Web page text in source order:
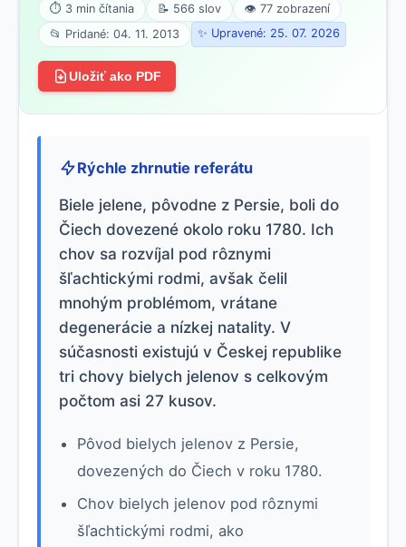
⏱ 3 min čítania 📝 566 slov
👁 77 zobrazení
📂 Pridané: 04. 11. 2013
✨ Upravené: 25. 07. 2026
Uložiť ako PDF
Rýchle zhrnutie referátu
Biele jelene, pôvodne z Persie, boli do
Čiech dovezené okolo roku 1780. Ich
chov sa rozvíjal pod rôznymi
šľachtickými rodmi, avšak čelil
mnohým problémom, vrátane
degenerácie a nízkej natality. V
súčasnosti existujú v Českej republike
tri chovy bielych jelenov s celkovým
počtom asi 27 kusov.
Pôvod bielych jelenov z Persie,
dovezených do Čiech v roku 1780.
Chov bielych jelenov pod rôznymi
šľachtickými rodmi, ako